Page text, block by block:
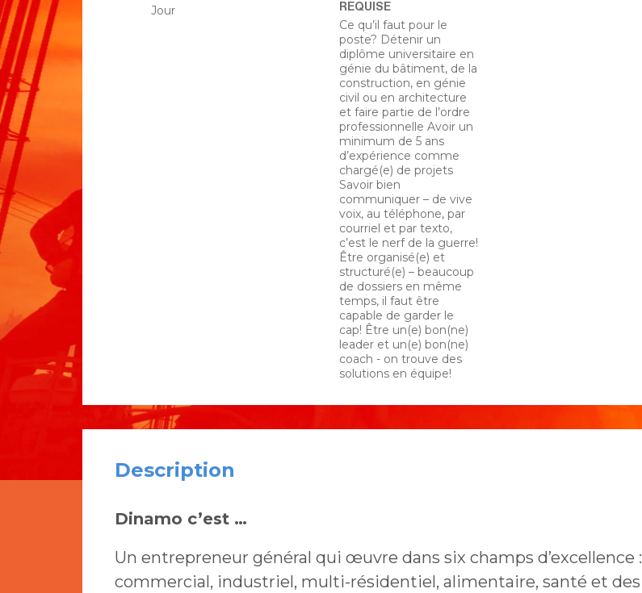
Jour
REQUISE
Ce qu’il faut pour le
poste? Détenir un
diplôme universitaire en
génie du bâtiment, de la
construction, en génie
civil ou en architecture
et faire partie de l’ordre
professionnelle Avoir un
minimum de 5 ans
d’expérience comme
chargé(e) de projets
Savoir bien
communiquer – de vive
voix, au téléphone, par
courriel et par texto,
c’est le nerf de la guerre!
Être organisé(e) et
structuré(e) – beaucoup
de dossiers en même
temps, il faut être
capable de garder le
cap! Être un(e) bon(ne)
leader et un(e) bon(ne)
coach - on trouve des
solutions en équipe!
Description
Dinamo c’est …
Un entrepreneur général qui œuvre dans six champs d’excellence :
commercial, industriel, multi-résidentiel, alimentaire, santé et des